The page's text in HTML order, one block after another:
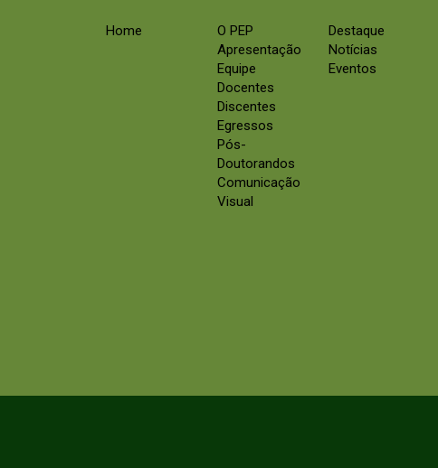
Home
O PEP
Apresentação
Equipe
Docentes
Discentes
Egressos
Pós-
Doutorandos
Comunicação
Visual
Destaque
Notícias
Eventos